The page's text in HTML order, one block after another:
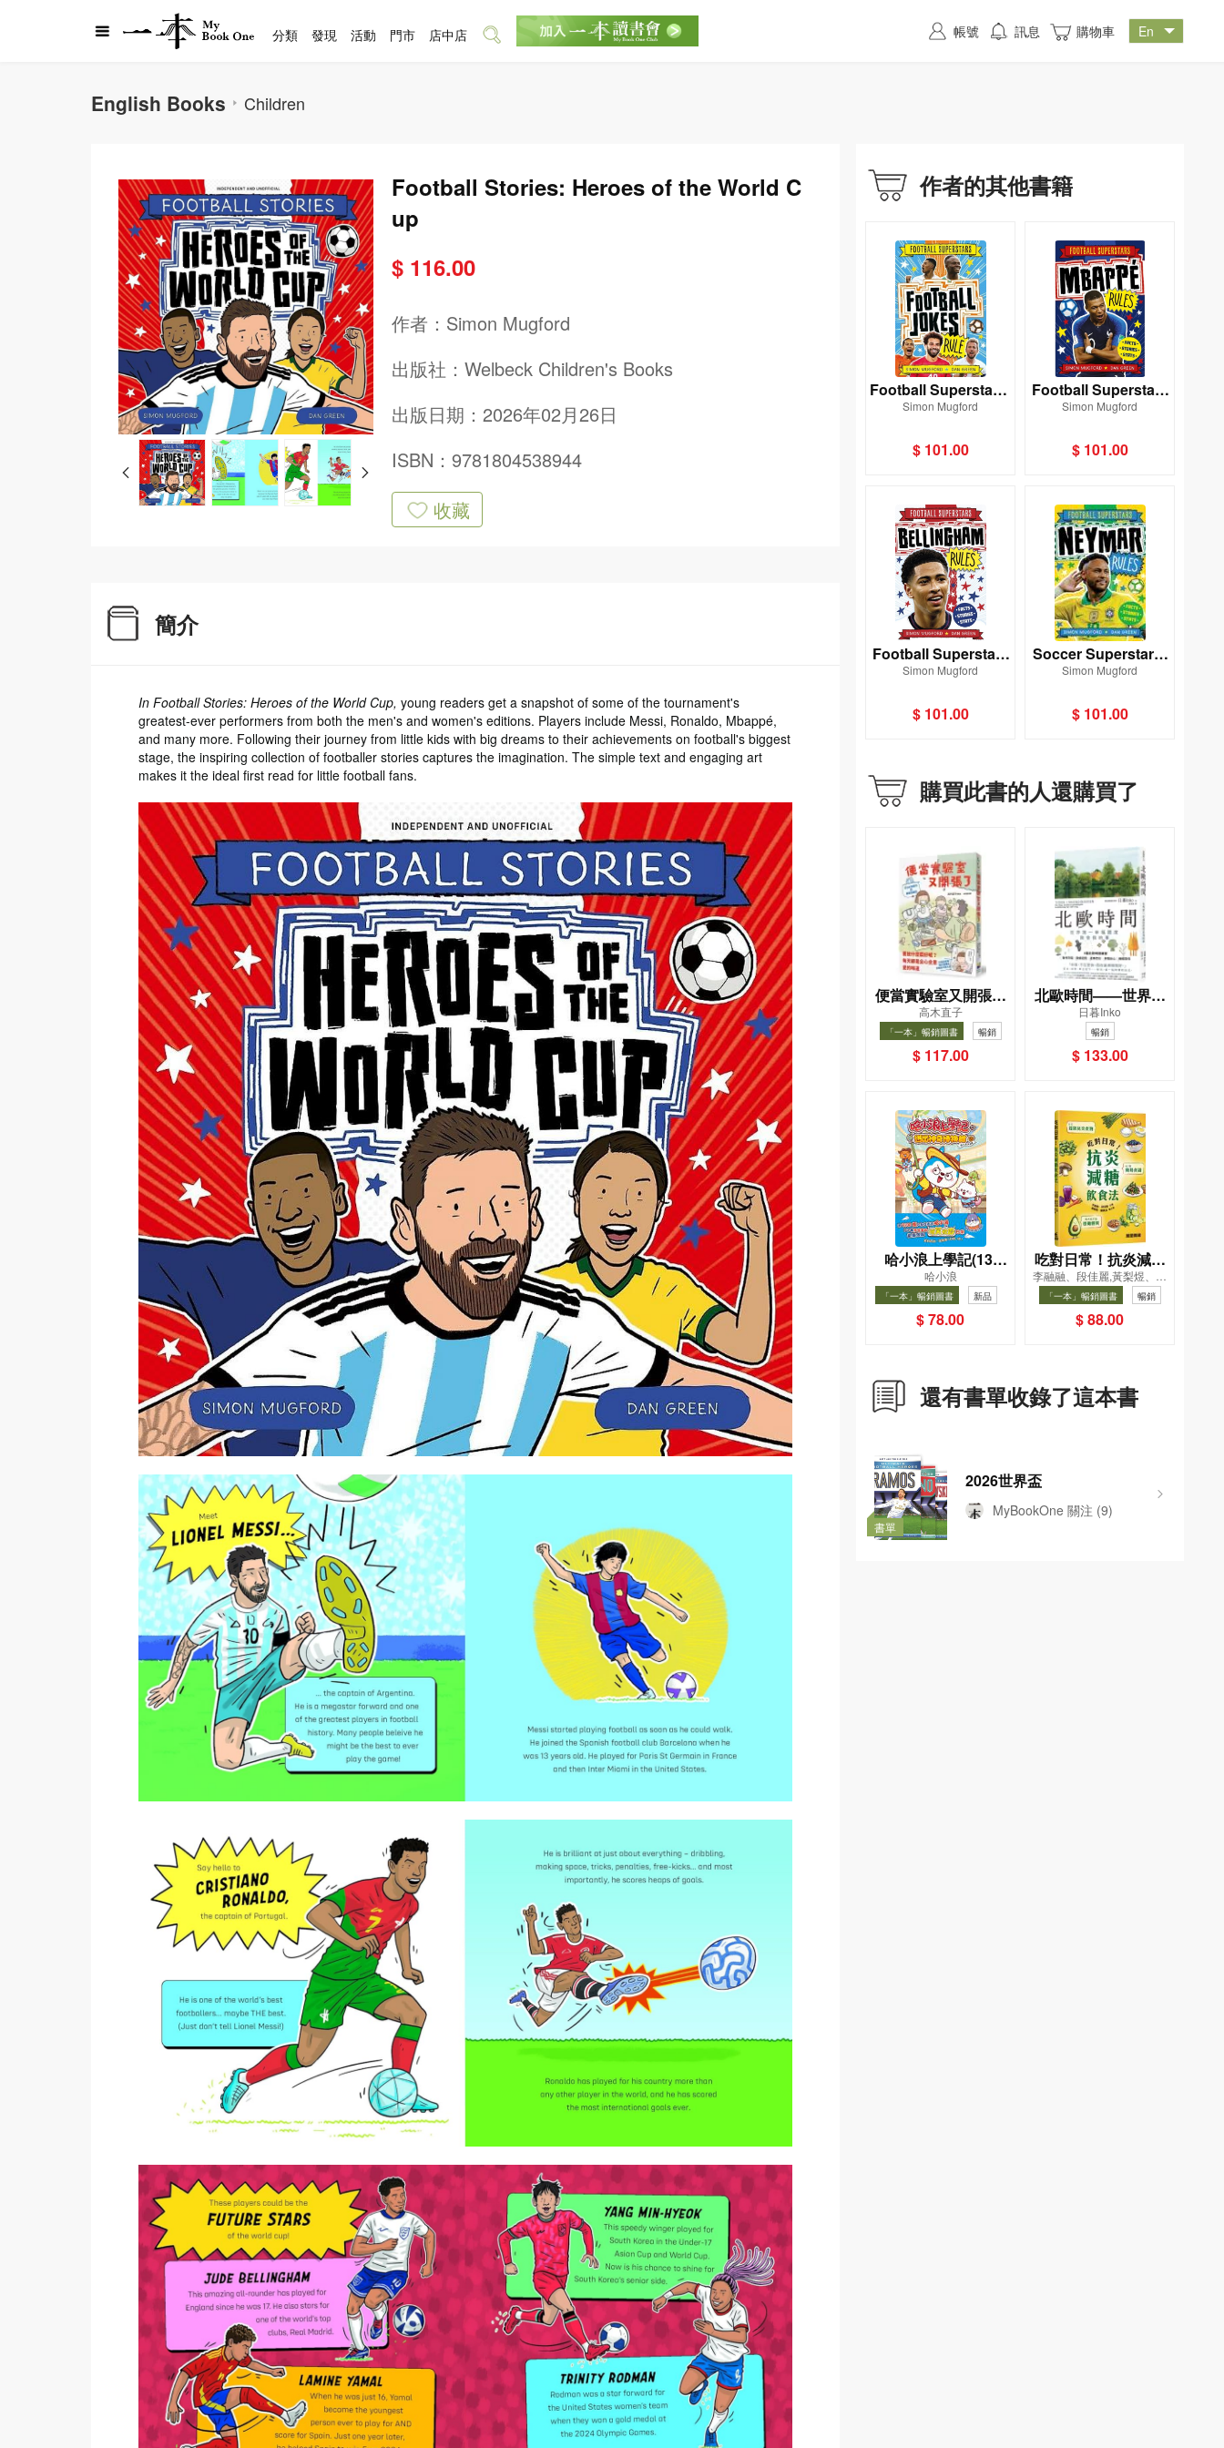
English Books Children
Football Stories: Heroes of the World C
up
$ 116.00
作者： Simon Mugford
出版社： Welbeck Children's Books
出版日期：2026年02月26日
ISBN：9781804538944
收藏
簡介
In Football Stories: Heroes of the World Cup, young readers get a snapshot of some of the tournament's
greatest-ever performers from both the men's and women's editions. Players include Messi, Ronaldo, Mbappé,
and many more. Following their journey from little kids with big dreams to their achievements on football's biggest
stage, the inspiring collection of footballer stories captures the imagination. The simple text and engaging art
makes it the ideal first read for little football fans.
作者的其他書籍
Football Superstars:
Football Jokes Rule
Simon Mugford
$ 101.00
Football Superstars
Mbappe Rules
Simon Mugford
$ 101.00
Football Superstars
Bellingham Rules
Simon Mugford
$ 101.00
Soccer Superstars:
Neymar Rules
Simon Mugford
$ 101.00
購買此書的人還購買了
便當實驗室又開張了
——日日和特別日的
菜單挑戰記
高木直子
「一本」暢銷圖書 暢銷
$ 117.00
北歐時間——世界第
一幸福國度教會我的
事
日暮Inko
暢銷
$ 133.00
哈小浪上學記(13)
——逃出神奇博物館
哈小浪
「一本」暢銷圖書
新品
暢銷
$ 78.00
吃對日常！抗炎減糖
飲食法
李融融、段佳麗,黃梨煜、顧
凱辰
「一本」暢銷圖書 暢銷
$ 88.00
還有書單收錄了這本書
書單
2026世界盃
MyBookOne 關注 (9)
分類 發現 活動 門市 店中店 帳號 訊息 購物車